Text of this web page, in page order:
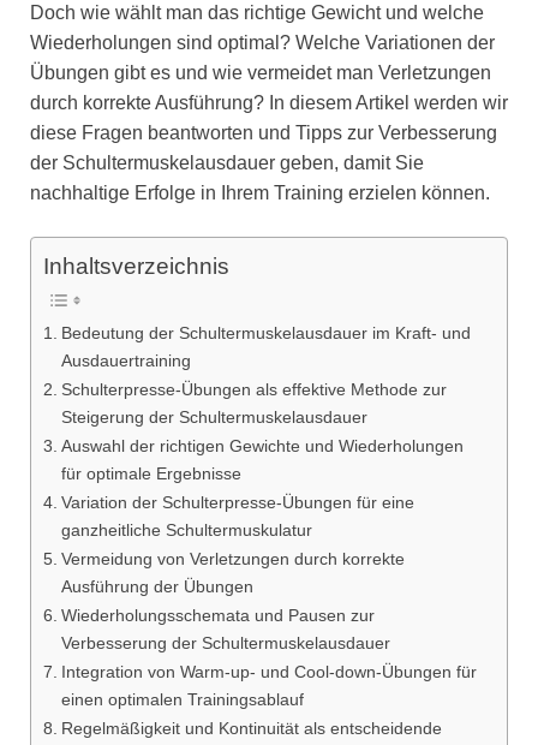
Doch wie wählt man das richtige Gewicht und welche
Wiederholungen sind optimal? Welche Variationen der
Übungen gibt es und wie vermeidet man Verletzungen
durch korrekte Ausführung? In diesem Artikel werden wir
diese Fragen beantworten und Tipps zur Verbesserung
der Schultermuskelausdauer geben, damit Sie
nachhaltige Erfolge in Ihrem Training erzielen können.
Inhaltsverzeichnis
Bedeutung der Schultermuskelausdauer im Kraft- und
Ausdauertraining
Schulterpresse-Übungen als effektive Methode zur
Steigerung der Schultermuskelausdauer
Auswahl der richtigen Gewichte und Wiederholungen
für optimale Ergebnisse
Variation der Schulterpresse-Übungen für eine
ganzheitliche Schultermuskulatur
Vermeidung von Verletzungen durch korrekte
Ausführung der Übungen
Wiederholungsschemata und Pausen zur
Verbesserung der Schultermuskelausdauer
Integration von Warm-up- und Cool-down-Übungen für
einen optimalen Trainingsablauf
Regelmäßigkeit und Kontinuität als entscheidende